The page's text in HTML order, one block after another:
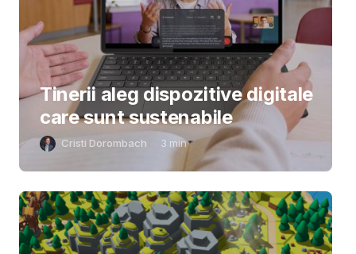
Tinerii aleg dispozitive digitale
care sunt sustenabile
Cristi Dorombach 3 min